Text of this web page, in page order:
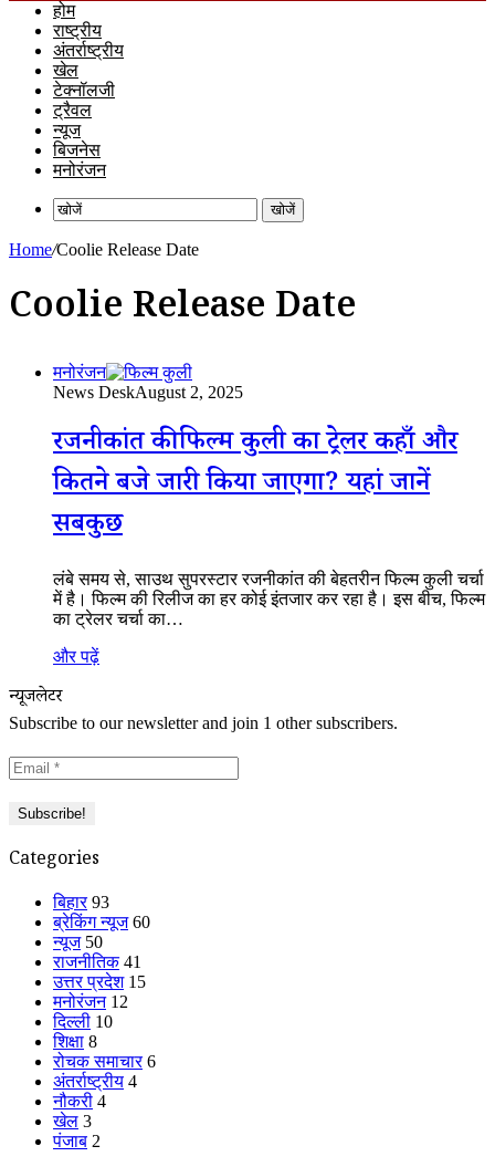
होम
राष्ट्रीय
अंतर्राष्ट्रीय
खेल
टेक्नॉलजी
ट्रैवल
न्यूज
बिजनेस
मनोरंजन
खोजें
Home/Coolie Release Date
Coolie Release Date
मनोरंजन
News DeskAugust 2, 2025
रजनीकांत की फिल्म कुली का ट्रेलर कहाँ और
कितने बजे जारी किया जाएगा? यहां जानें
सबकुछ
लंबे समय से, साउथ सुपरस्टार रजनीकांत की बेहतरीन फिल्म कुली चर्चा
में है। फिल्म की रिलीज का हर कोई इंतजार कर रहा है। इस बीच, फिल्म
का ट्रेलर चर्चा का…
और पढ़ें
न्यूजलेटर
Subscribe to our newsletter and join 1 other subscribers.
Categories
बिहार 93
ब्रेकिंग न्यूज 60
न्यूज 50
राजनीतिक 41
उत्तर प्रदेश 15
मनोरंजन 12
दिल्ली 10
शिक्षा 8
रोचक समाचार 6
अंतर्राष्ट्रीय 4
नौकरी 4
खेल 3
पंजाब 2